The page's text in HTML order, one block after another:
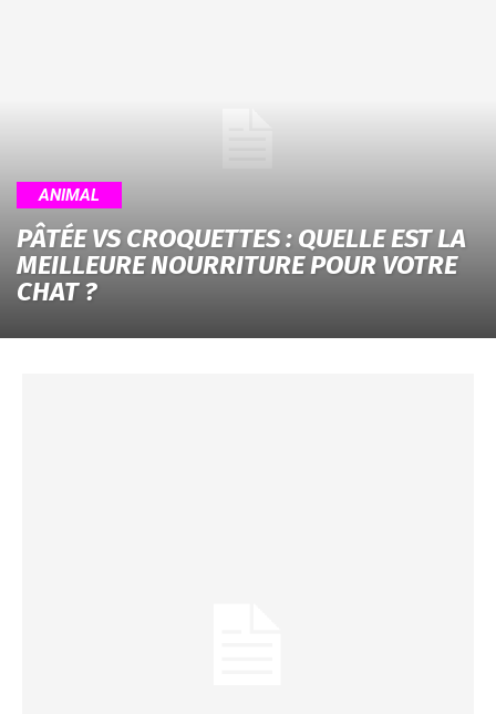
ANIMAL
PÂTÉE VS CROQUETTES : QUELLE EST LA
MEILLEURE NOURRITURE POUR VOTRE
CHAT ?